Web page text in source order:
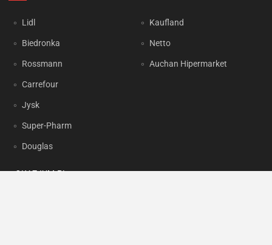
Lidl
Biedronka
Rossmann
Carrefour
Jysk
Super-Pharm
Douglas
Kaufland
Netto
Auchan Hipermarket
OKAZJUM.PL